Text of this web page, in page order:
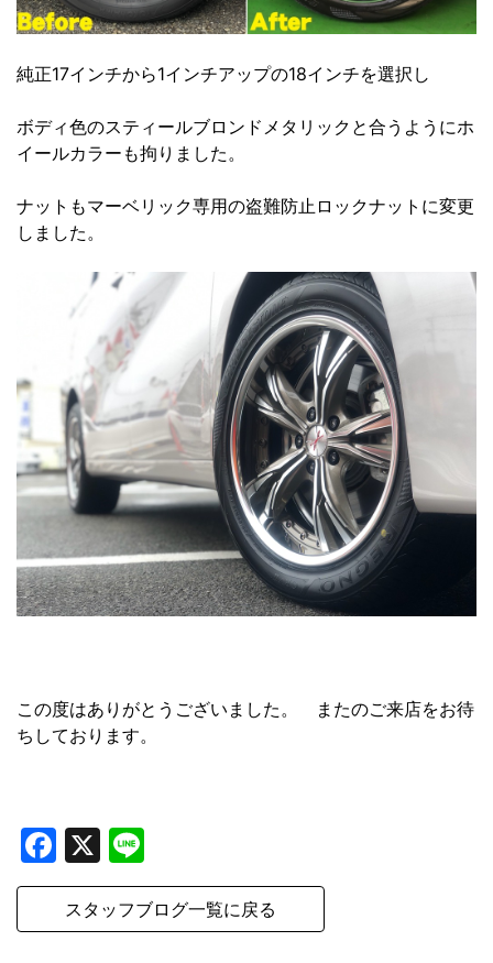
純正17インチから1インチアップの18インチを選択し
ボディ色のスティールブロンドメタリックと合うようにホ
イールカラーも拘りました。
ナットもマーベリック専用の盗難防止ロックナットに変更
しました。
この度はありがとうございました。 またのご来店をお待
ちしております。
Facebook
X
スタッフブログ一覧に戻る